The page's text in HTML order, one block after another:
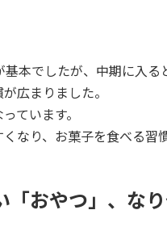
本でしたが、中期に入
広まりました。
ています。
なり、お菓子を食べる習
おやつ」、なり